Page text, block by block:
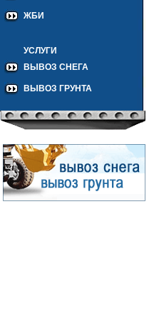
ЖБИ
УСЛУГИ
ВЫВОЗ СНЕГА
ВЫВОЗ ГРУНТА